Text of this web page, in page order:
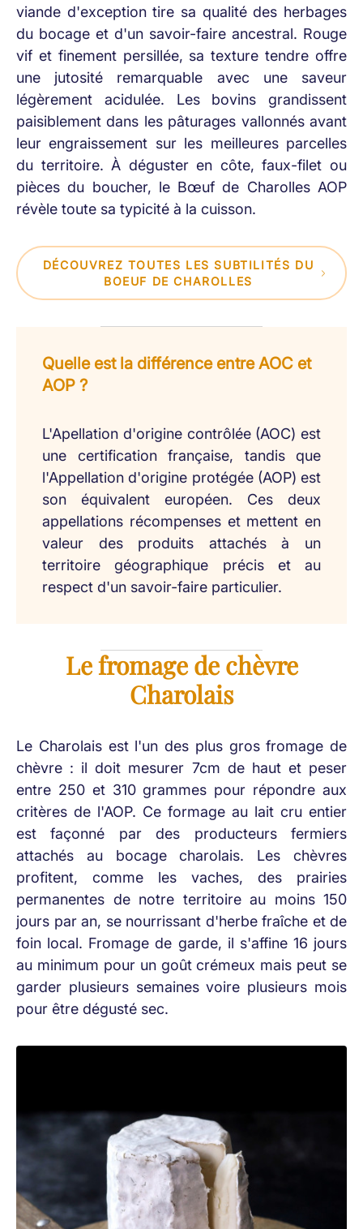
viande d'exception tire sa qualité des herbages
du bocage et d'un savoir-faire ancestral. Rouge
vif et finement persillée, sa texture tendre offre
une jutosité remarquable avec une saveur
légèrement acidulée. Les bovins grandissent
paisiblement dans les pâturages vallonnés avant
leur engraissement sur les meilleures parcelles
du territoire. À déguster en côte, faux-filet ou
pièces du boucher, le Bœuf de Charolles AOP
révèle toute sa typicité à la cuisson.
DÉCOUVREZ TOUTES LES SUBTILITÉS DU
BOEUF DE CHAROLLES
Quelle est la différence entre AOC et
AOP ?
L'Apellation d'origine contrôlée (AOC) est
une certification française, tandis que
l'Appellation d'origine protégée (AOP) est
son équivalent européen. Ces deux
appellations récompenses et mettent en
valeur des produits attachés à un
territoire géographique précis et au
respect d'un savoir-faire particulier.
Le fromage de chèvre
Charolais
Le Charolais est l'un des plus gros fromage de
chèvre : il doit mesurer 7cm de haut et peser
entre 250 et 310 grammes pour répondre aux
critères de l'AOP. Ce formage au lait cru entier
est façonné par des producteurs fermiers
attachés au bocage charolais. Les chèvres
profitent, comme les vaches, des prairies
permanentes de notre territoire au moins 150
jours par an, se nourrissant d'herbe fraîche et de
foin local. Fromage de garde, il s'affine 16 jours
au minimum pour un goût crémeux mais peut se
garder plusieurs semaines voire plusieurs mois
pour être dégusté sec.